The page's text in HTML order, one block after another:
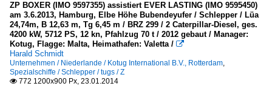
ZP BOXER (IMO 9597355) assistiert EVER LASTING (IMO 9595450)
am 3.6.2013, Hamburg, Elbe Höhe Bubendeyufer / Schlepper / Lüa
24,74m, B 12,63 m, Tg 6,45 m / BRZ 299 / 2 Caterpillar-Diesel, ges.
4200 kW, 5712 PS, 12 kn, Pfahlzug 70 t / 2012 gebaut / Manager:
Kotug, Flagge: Malta, Heimathafen: Valetta / 
Harald Schmidt
Unternehmen / Niederlande / Kotug International B.V., Rotterdam,
Spezialschiffe / Schlepper / tugs / Z
 772 1200x900 Px, 23.01.2014